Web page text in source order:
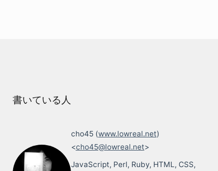
書いている人
cho45 (www.lowreal.net)
<cho45@lowreal.net>
JavaScript, Perl, Ruby, HTML, CSS,